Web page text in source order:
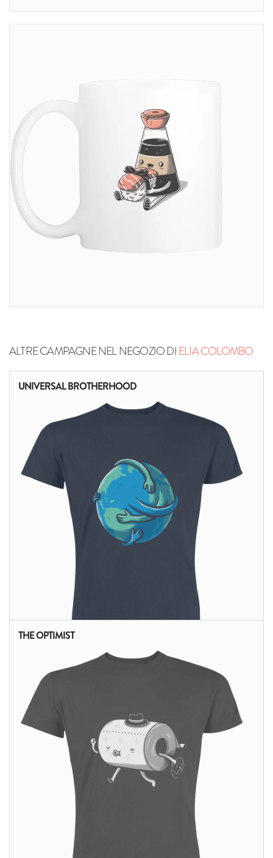
ALTRE CAMPAGNE NEL NEGOZIO DIELIA COLOMBO
UNIVERSAL BROTHERHOOD
ALTRI PRODOTTI:
THE OPTIMIST